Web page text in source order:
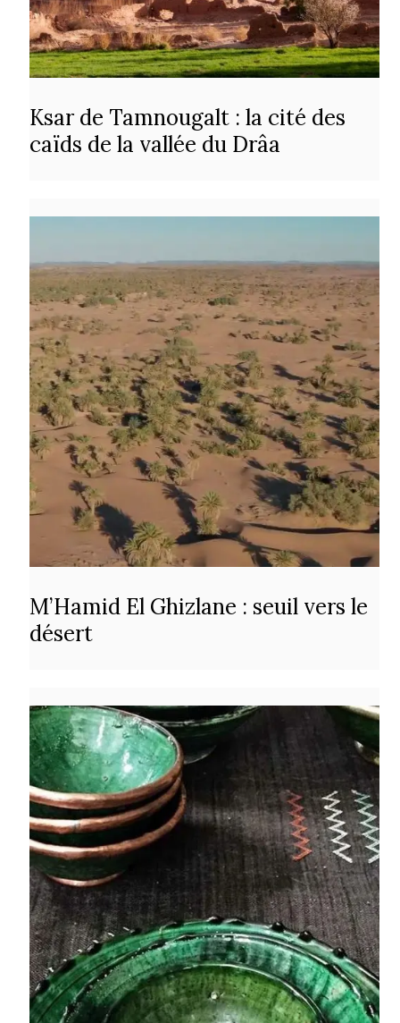
Ksar de Tamnougalt : la cité des
caïds de la vallée du Drâa
M’Hamid El Ghizlane : seuil vers le
désert